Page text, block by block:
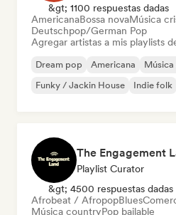
&gt; 1100 respuestas dadas
AmericanaBossa novaMúsica
Deutschpop/German Pop
Agregar artistas a mis playlists
Dream pop Americana
Funky / Jackin House
Indie folk
The Engagement
Playlist Curator
&gt; 4500 respuestas dadas
Afrobeat / AfropopBlues
Música countryPop bailable